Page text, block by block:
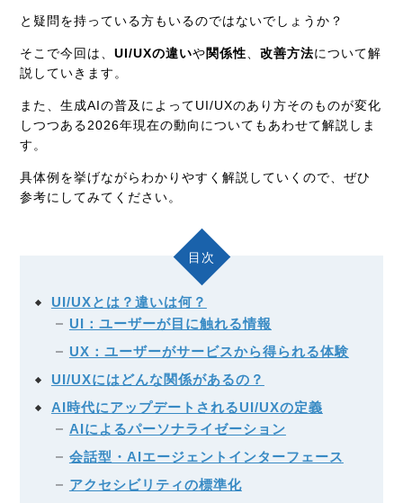
と疑問を持っている方もいるのではないでしょうか？
そこで今回は、UI/UXの違いや関係性 、改善方法について解
説していきます。
また、生成AIの普及によってUI/UXのあり方そのものが変化
しつつある2026年現在の動向についてもあわせて解説しま
す。
具体例を挙げながらわかりやすく解説していくので、ぜひ
参考にしてみてください。
目次
UI/UXとは？違いは何？
UI：ユーザーが目に触れる情報
UX：ユーザーがサービスから得られる体験
UI/UXにはどんな関係があるの？
AI時代にアップデートされるUI/UXの定義
AIによるパーソナライゼーション
会話型・AIエージェントインターフェース
アクセシビリティの標準化